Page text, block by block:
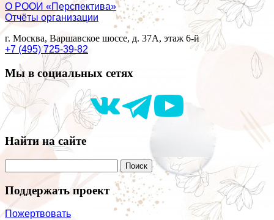
О РООИ «Перспектива»
Отчёты организации
г. Москва, Варшавское шоссе, д. 37А, этаж 6-й
+7 (495) 725-39-82
Мы в социальных сетях
Найти на сайте
Поддержать проект
Пожертвовать